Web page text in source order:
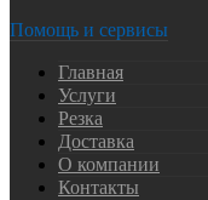
Помощь и сервисы
Главная
Услуги
Резка
Доставка
О компании
Контакты